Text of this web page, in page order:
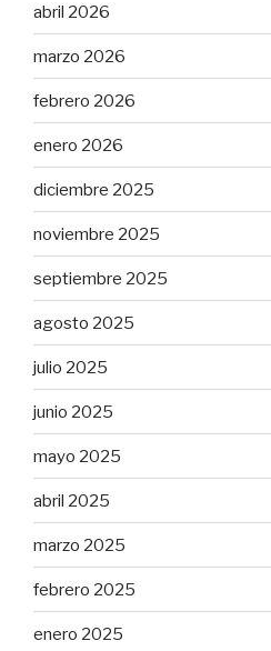
abril 2026
marzo 2026
febrero 2026
enero 2026
diciembre 2025
noviembre 2025
septiembre 2025
agosto 2025
julio 2025
junio 2025
mayo 2025
abril 2025
marzo 2025
febrero 2025
enero 2025